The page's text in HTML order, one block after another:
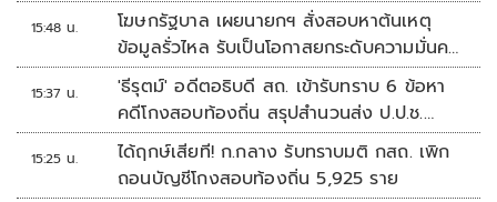
15:48 น.
โฆษกรัฐบาล เผยนายกฯ สั่งสอบหาต้นเหตุ
ข้อมูลรั่วไหล รับเป็นโอกาสยกระดับความมั่นคง
ปลอดภัยข้อมูลภาครัฐทั้งระบบ
15:37 น.
'ธีรุตม์' อดีตอธิบดี สถ. เข้ารับทราบ 6 ข้อหา
คดีโกงสอบท้องถิ่น สรุปสำนวนส่ง ป.ป.ช.
สัปดาห์หน้า
15:25 น.
ได้ฤกษ์เสียที! ก.กลาง รับทราบมติ กสถ. เพิก
ถอนบัญชีโกงสอบท้องถิ่น 5,925 ราย